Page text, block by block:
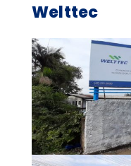
Welttec